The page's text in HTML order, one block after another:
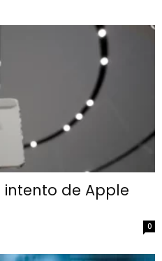
intento de Apple
0